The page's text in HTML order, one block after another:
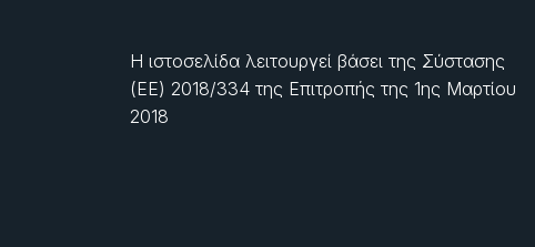
Η ιστοσελίδα λειτουργεί βάσει της Σύστασης
(ΕΕ) 2018/334 της Επιτροπής της 1ης Μαρτίου
2018